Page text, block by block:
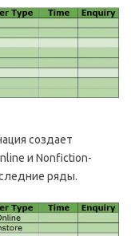
создает
и Nonfiction-
ряды.